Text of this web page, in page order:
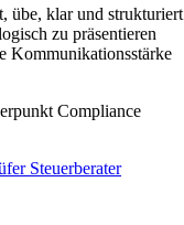
übe, klar und strukturiert
zu präsentieren
Kommunikationsstärke
Compliance
Steuerberater